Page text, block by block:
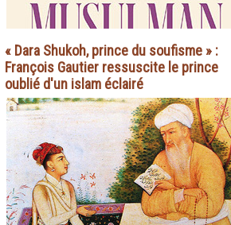
« Dara Shukoh, prince du soufisme » :
François Gautier ressuscite le prince
oublié d'un islam éclairé